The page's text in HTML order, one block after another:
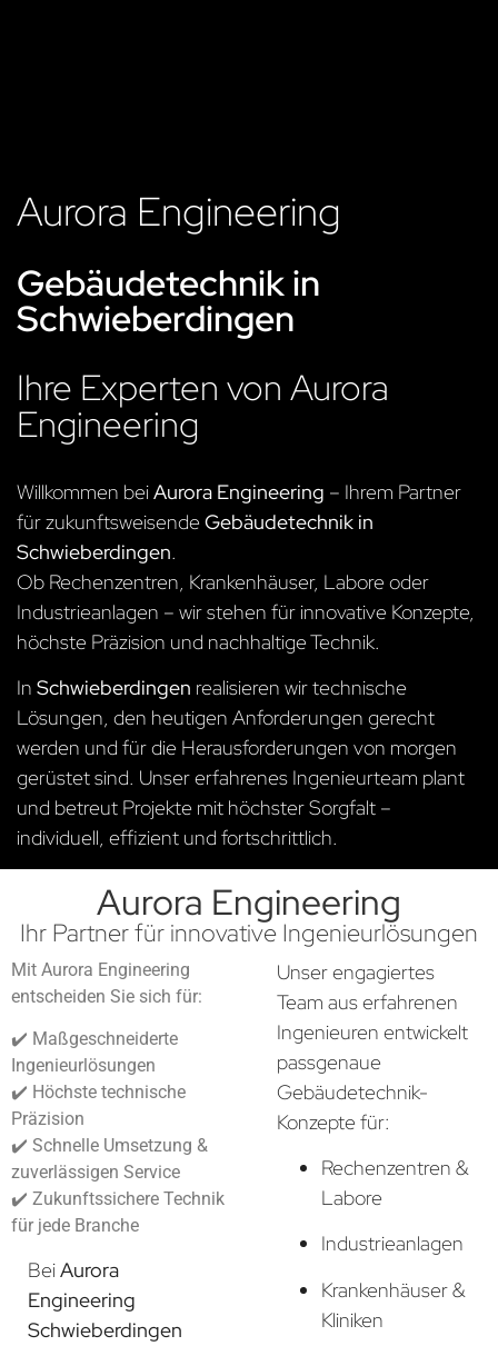
Aurora Engineering
Gebäudetechnik in
Schwieberdingen
Ihre Experten von Aurora
Engineering
Willkommen beiAurora Engineering – Ihrem Partner
für zukunftsweisendeGebäudetechnik in
Schwieberdingen.
Ob Rechenzentren, Krankenhäuser, Labore oder
Industrieanlagen – wir stehen für innovative Konzepte,
höchste Präzision und nachhaltige Technik.
In Schwieberdingen realisieren wir technische
Lösungen, den heutigen Anforderungen gerecht
werden und für die Herausforderungen von morgen
gerüstet sind. Unser erfahrenes Ingenieurteam plant
und betreut Projekte mit höchster Sorgfalt –
individuell, effizient und fortschrittlich.
Aurora Engineering
Ihr Partner für innovative Ingenieurlösungen
Mit Aurora Engineering
entscheiden Sie sich für:
✔️ Maßgeschneiderte
Ingenieurlösungen
✔️ Höchste technische
Präzision
✔️ Schnelle Umsetzung &
zuverlässigen Service
✔️ Zukunftssichere Technik
für jede Branche
BeiAurora
Engineering
Schwieberdingen
Unser engagiertes
Team aus erfahrenen
Ingenieuren entwickelt
passgenaue
Gebäudetechnik-
Konzepte für:
Rechenzentren &
Labore
Industrieanlagen
Krankenhäuser &
Kliniken